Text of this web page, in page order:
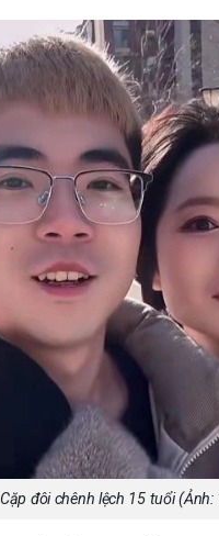
Cặp đôi chênh lệch 15 tuổi (Ảnh: